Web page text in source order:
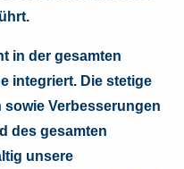
in der gesamten
integriert. Die stetige
Verbesserungen
des gesamten
unsere